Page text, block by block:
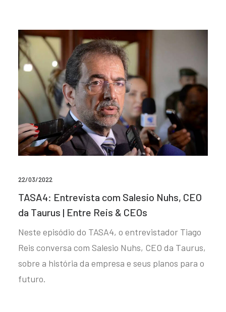
22/03/2022
TASA4: Entrevista com Salesio Nuhs, CEO
da Taurus | Entre Reis & CEOs
Neste episódio do TASA4, o entrevistador Tiago
Reis conversa com Salesio Nuhs, CEO da Taurus,
sobre a história da empresa e seus planos para o
futuro.